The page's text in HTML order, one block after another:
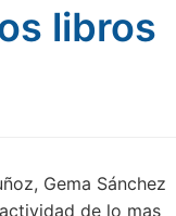
libros
Gema Sánchez
de lo mas